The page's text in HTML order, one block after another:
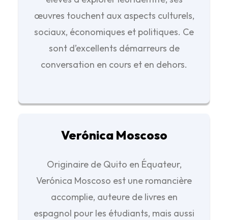
œuvres touchent aux aspects culturels,
sociaux, économiques et politiques. Ce
sont d’excellents démarreurs de
conversation en cours et en dehors.
Verónica Moscoso
Originaire de Quito en Équateur,
Verónica Moscoso est une romancière
accomplie, auteure de livres en
espagnol pour les étudiants, mais aussi